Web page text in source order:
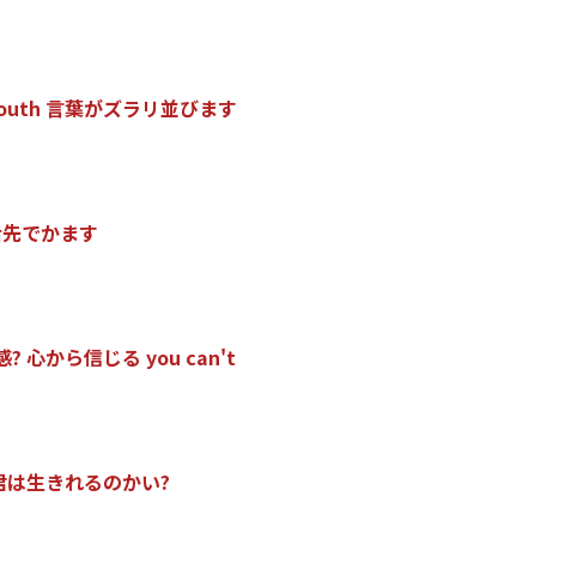
uth 言葉がズラ リ並びます
先でかます
? 心から信じる you can't
は生きれるのかい?